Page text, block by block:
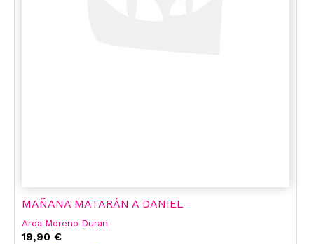
MAÑANA MATARÁN A DANIEL
Aroa Moreno Duran
19,90 €